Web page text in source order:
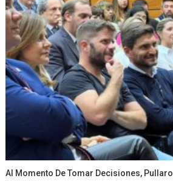
Al Momento De Tomar Decisiones,